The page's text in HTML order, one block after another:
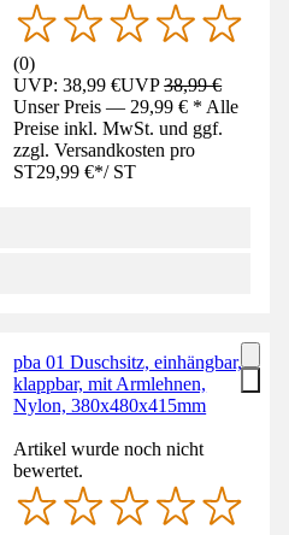
(0)
UVP: 38,99 €UVP38,99 €
Unser Preis — 29,99 € * Alle
Preise inkl. MwSt. und ggf.
zzgl. Versandkosten pro
ST29,99 €*/ ST
pba 01 Duschsitz, einhängbar,
klappbar, mit Armlehnen,
Nylon, 380x480x415mm
Artikel wurde noch nicht
bewertet.